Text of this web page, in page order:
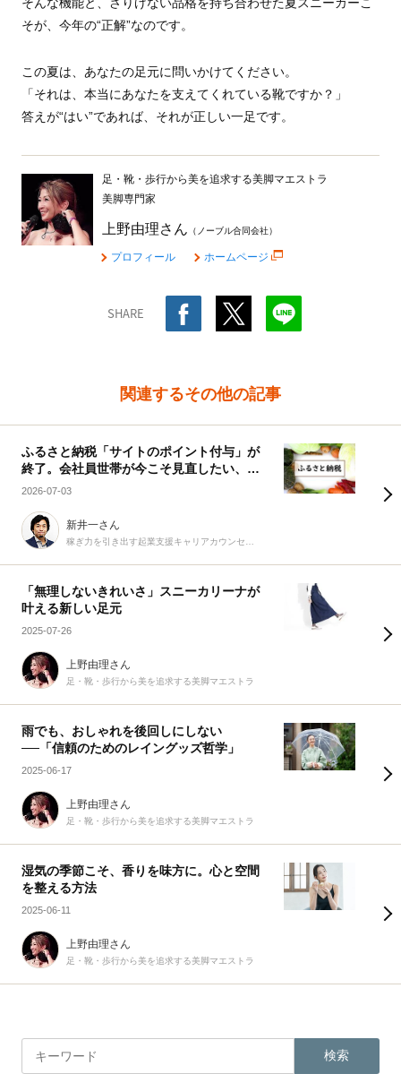
そが、今年の“正解”なのです。
この夏は、あなたの足元に問いかけてください。
「それは、本当にあなたを支えてくれている靴ですか？」
答えが“はい”であれば、それが正しい一足です。
足・靴・歩行から美を追求する美脚マエストラ
美脚専門家
上野由理さん （ノーブル合同会社）
プロフィール ホームページ
SHARE
関連するその他の記事
ふるさと納税「サイトのポイント付与」が
終了。会社員世帯が今こそ見直したい、賢
い活用術
2026-07-03
新井一さん
「無理しないきれいさ」スニーカリーナが
叶える新しい足元
2025-07-26
上野由理さん
足・靴・歩行から美を追求する美脚マエストラ
雨でも、おしゃれを後回しにしない
──「信頼のためのレイングッズ哲学」
2025-06-17
上野由理さん
足・靴・歩行から美を追求する美脚マエストラ
湿気の季節こそ、香りを味方に。心と空間
を整える方法
2025-06-11
上野由理さん
足・靴・歩行から美を追求する美脚マエストラ
検索